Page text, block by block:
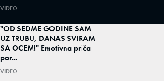
VIDEO
"OD SEDME GODINE SAM
UZ TRUBU, DANAS SVIRAM
SA OCEM!" Emotivna priča
por...
VIDEO